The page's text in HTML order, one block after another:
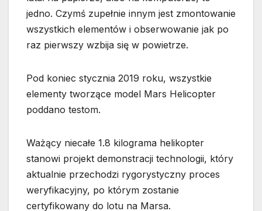
jedno. Czymś zupełnie innym jest zmontowanie
wszystkich elementów i obserwowanie jak po
raz pierwszy wzbija się w powietrze.
Pod koniec stycznia 2019 roku, wszystkie
elementy tworzące model Mars Helicopter
poddano testom.
Ważący niecałe 1.8 kilograma helikopter
stanowi projekt demonstracji technologii, który
aktualnie przechodzi rygorystyczny proces
weryfikacyjny, po którym zostanie
certyfikowany do lotu na Marsa.